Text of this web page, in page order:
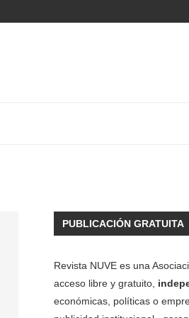
PUBLICACIÓN GRATUITA
Revista NUVE es una
acceso libre y gratuito,
económicas, políticas o